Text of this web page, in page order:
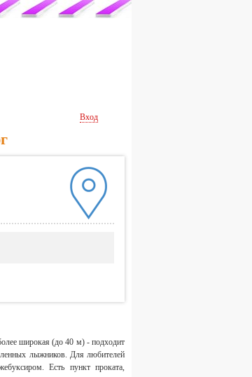
Вход
широкая (до 40 м) - подходит
лыжников. Для любителей
Есть пункт проката,